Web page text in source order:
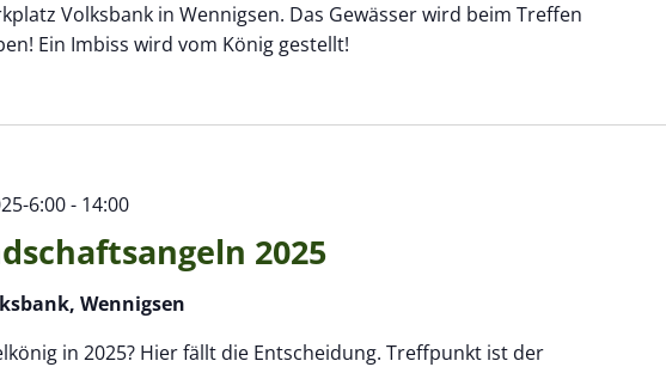
Volksbank in Wennigsen. Das Gewässer wird beim Treffen
Ein Imbiss wird vom König gestellt!
2025
6:00- 14:00
Wennigsen
in 2025? Hier fällt die Entscheidung. Treffpunkt ist der